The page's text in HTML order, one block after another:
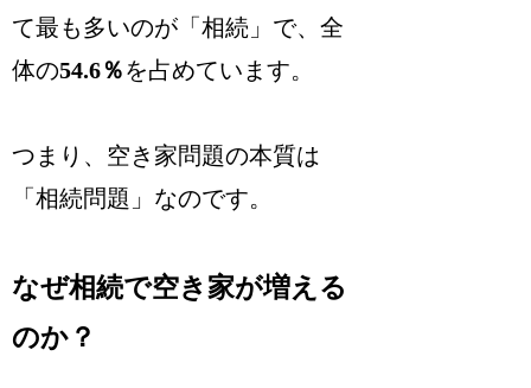
て最も多いのが「相続」で、全
体の54.6％を占めています。
つまり、空き家問題の本質は
「相続問題」なのです。
なぜ相続で空き家が増える
のか？